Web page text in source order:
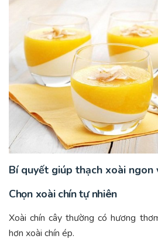
Bí quyết giúp thạch xoài ngon
Chọn xoài chín tự nhiên
Xoài chín cây thường có hương
hơn xoài chín ép.